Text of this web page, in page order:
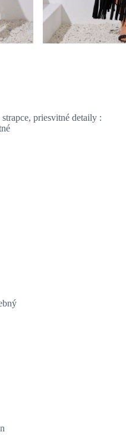
priesvitné detaily :